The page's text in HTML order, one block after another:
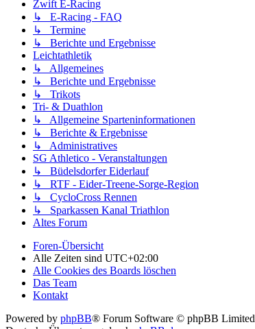
Zwift E-Racing
↳ E-Racing - FAQ
↳ Termine
↳ Berichte und Ergebnisse
Leichtathletik
↳ Allgemeines
↳ Berichte und Ergebnisse
↳ Trikots
Tri- & Duathlon
↳ Allgemeine Sparteninformationen
↳ Berichte & Ergebnisse
↳ Administratives
SG Athletico - Veranstaltungen
↳ Büdelsdorfer Eiderlauf
↳ RTF - Eider-Treene-Sorge-Region
↳ CycloCross Rennen
↳ Sparkassen Kanal Triathlon
Altes Forum
Foren-Übersicht
Alle Zeiten sind UTC+02:00
Alle Cookies des Boards löschen
Das Team
Kontakt
Powered by phpBB® Forum Software © phpBB Limited